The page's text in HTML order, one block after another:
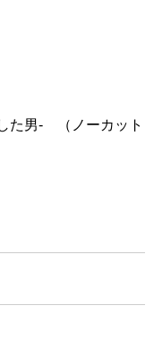
た男- （ノーカット